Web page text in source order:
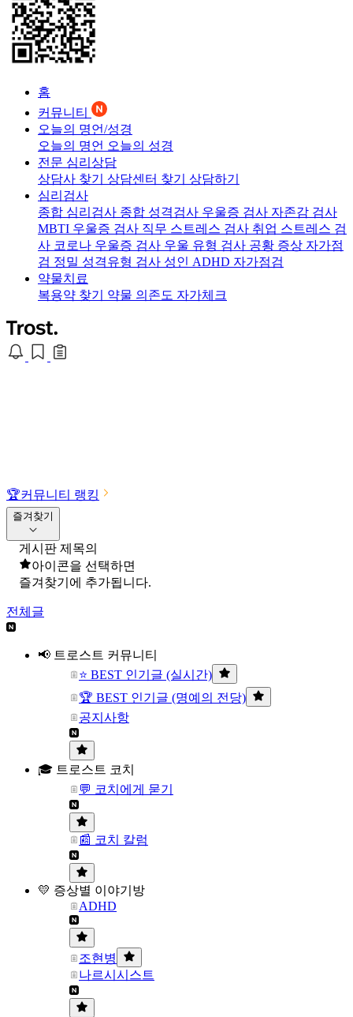
홈
커뮤니티
오늘의 명언/성경
오늘의 명언 오늘의 성경
전문 심리상담
상담사 찾기 상담센터 찾기 상담하기
심리검사
종합 심리검사 종합 성격검사 우울증 검사 자존감 검사
MBTI 우울증 검사 직무 스트레스 검사 취업 스트레스 검
사 코로나 우울증 검사 우울 유형 검사 공황 증상 자가점
검 정밀 성격유형 검사 성인 ADHD 자가점검
약물치료
복용약 찾기 약물 의존도 자가체크
🏆커뮤니티 랭킹
즐겨찾기
게시판 제목의
아이콘을 선택하면
즐겨찾기에 추가됩니다.
전체글
📢 트로스트 커뮤니티
⭐ BEST 인기글 (실시간)
🏆 BEST 인기글 (명예의 전당)
공지사항
🎓 트로스트 코치
💬 코치에게 묻기
📰 코치 칼럼
💛 증상별 이야기방
ADHD
조현병
나르시시스트